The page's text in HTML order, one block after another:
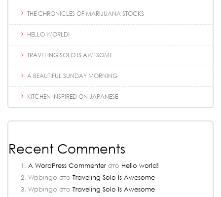
THE CHRONICLES OF MARIJUANA STOCKS
HELLO WORLD!
TRAVELING SOLO IS AWESOME
A BEAUTIFUL SUNDAY MORNING
KITCHEN INSPIRED ON JAPANESE
Recent Comments
A WordPress Commenter στο Hello world!
Wpbingo στο Traveling Solo Is Awesome
Wpbingo στο Traveling Solo Is Awesome